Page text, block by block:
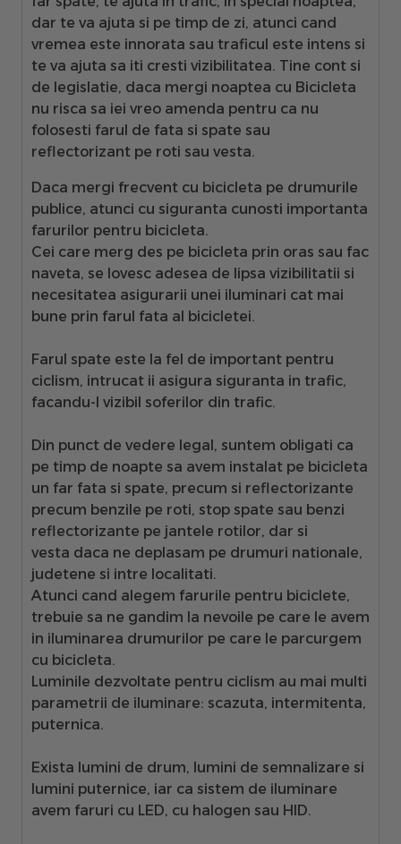
dar te va ajuta si pe timp de zi, atunci cand
vremea este innorata sau traficul este intens si
te va ajuta sa iti cresti vizibilitatea. Tine cont si
de legislatie, daca mergi noaptea cu Bicicleta
nu risca sa iei vreo amenda pentru ca nu
folosesti farul de fata si spate sau
reflectorizant pe roti sau vesta.
Daca mergi frecvent cu bicicleta pe drumurile
publice, atunci cu siguranta cunosti importanta
farurilor pentru bicicleta.
Cei care merg des pe bicicleta prin oras sau fac
naveta, se lovesc adesea de lipsa vizibilitatii si
necesitatea asigurarii unei iluminari cat mai
bune prin farul fata al bicicletei.
Farul spate este la fel de important pentru
ciclism, intrucat ii asigura siguranta in trafic,
facandu-l vizibil soferilor din trafic.
Din punct de vedere legal, suntem obligati ca
pe timp de noapte sa avem instalat pe bicicleta
un far fata si spate, precum si reflectorizante
precum benzile pe roti, stop spate sau benzi
reflectorizante pe jantele rotilor, dar si
vesta daca ne deplasam pe drumuri nationale,
judetene si intre localitati.
Atunci cand alegem farurile pentru biciclete,
trebuie sa ne gandim la nevoile pe care le avem
in iluminarea drumurilor pe care le parcurgem
cu bicicleta.
Luminile dezvoltate pentru ciclism au mai multi
parametrii de iluminare: scazuta, intermitenta,
puternica.
Exista lumini de drum, lumini de semnalizare si
lumini puternice, iar ca sistem de iluminare
avem faruri cu LED, cu halogen sau HID.